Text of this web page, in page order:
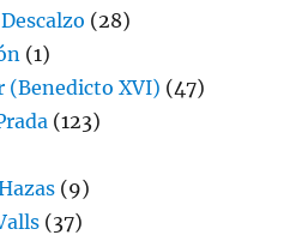
(28)
(1)
(Benedicto XVI) (47)
(123)
(9)
(37)